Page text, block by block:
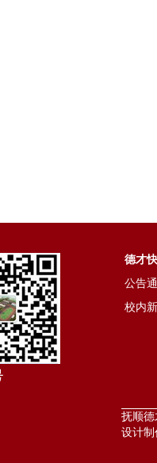
德才
公告
校内
抚顺德
设计制